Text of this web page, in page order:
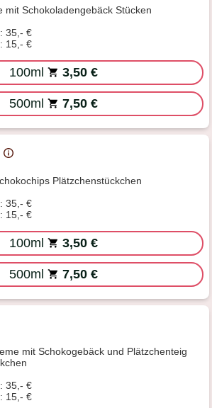
mit Schokoladengebäck Stücken
35,- €
15,- €
100ml 3,50 €
500ml 7,50 €
Plätzchenstückchen
35,- €
15,- €
100ml 3,50 €
500ml 7,50 €
mit Schokogebäck und Plätzchenteig
35,- €
15,- €